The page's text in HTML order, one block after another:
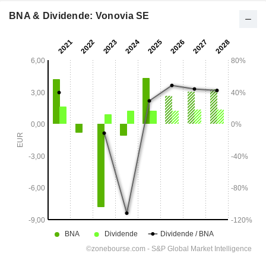
BNA & Dividende: Vonovia SE